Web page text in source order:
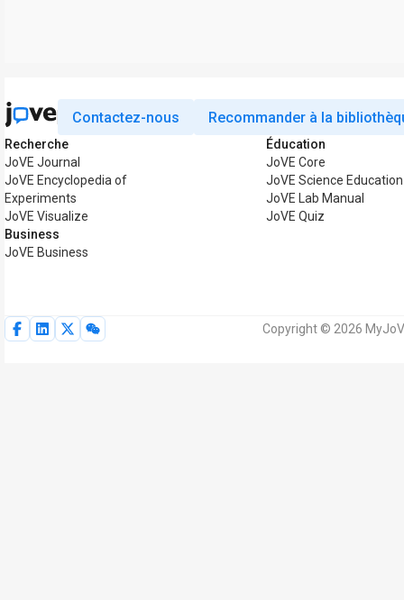
Contactez-nous Recommander à la
Recherche
JoVE Journal
JoVE Encyclopedia of
Experiments
JoVE Visualize
Business
JoVE Business
Éducation
JoVE Core
JoVE Science Education
JoVE Lab Manual
JoVE Quiz
Copyright © 2026